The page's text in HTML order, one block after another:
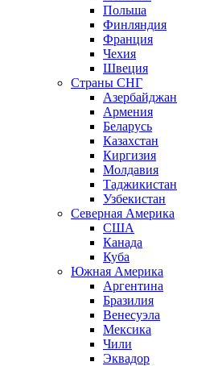
Польша
Финляндия
Франция
Чехия
Швеция
Страны СНГ
Азербайджан
Армения
Беларусь
Казахстан
Киргизия
Молдавия
Таджикистан
Узбекистан
Северная Америка
США
Канада
Куба
Южная Америка
Аргентина
Бразилия
Венесуэла
Мексика
Чили
Эквадор